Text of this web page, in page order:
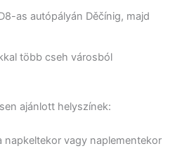
as autópályán Děčínig, majd
több cseh városból
ajánlott helyszínek:
napkeltekor vagy naplementekor